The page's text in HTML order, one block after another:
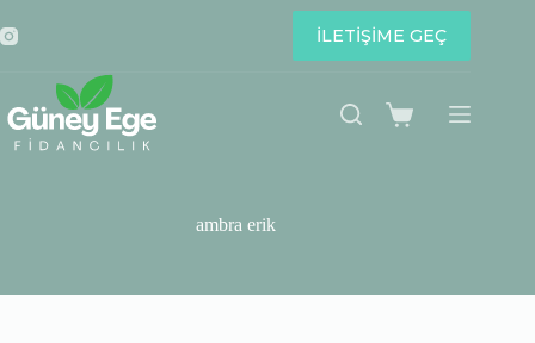
to
content
İLETİŞİME GEÇ
Shopping
ambra erik